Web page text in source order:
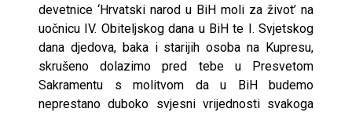
devetnice ‘Hrvatski narod u BiH moli za život’ na
uočnicu IV. Obiteljskog dana u BiH te I. Svjetskog
dana djedova, baka i starijih osoba na Kupresu,
skrušeno dolazimo pred tebe u Presvetom
Sakramentu s molitvom da u BiH budemo
neprestano duboko svjesni vrijednosti svakoga